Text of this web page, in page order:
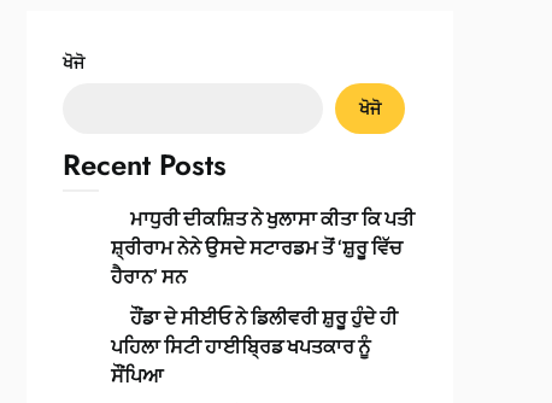
ਖੋਜੋ
ਖੋਜੋ
Recent Posts
ਮਾਧੁਰੀ ਦੀਕਸ਼ਿਤ ਨੇ ਖੁਲਾਸਾ ਕੀਤਾ ਕਿ ਪਤੀ
ਸ਼੍ਰੀਰਾਮ ਨੇਨੇ ਉਸਦੇ ਸਟਾਰਡਮ ਤੋਂ ‘ਸ਼ੁਰੂ ਵਿੱਚ
ਹੈਰਾਨ’ ਸਨ
ਹੌਂਡਾ ਦੇ ਸੀਈਓ ਨੇ ਡਿਲੀਵਰੀ ਸ਼ੁਰੂ ਹੁੰਦੇ ਹੀ
ਪਹਿਲਾ ਸਿਟੀ ਹਾਈਬ੍ਰਿਡ ਖਪਤਕਾਰ ਨੂੰ
ਸੌਂਪਿਆ